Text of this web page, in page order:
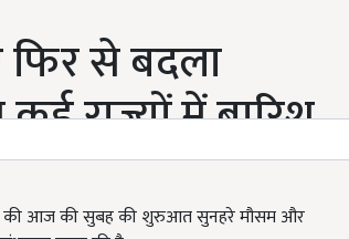
से बदला
राज्यों में बारिश
की आज की सुबह की शुरुआत सुनहरे मौसम और